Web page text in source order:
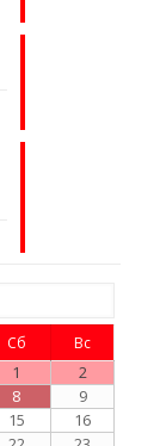
Сб Вс
1
2
8
9
15
16